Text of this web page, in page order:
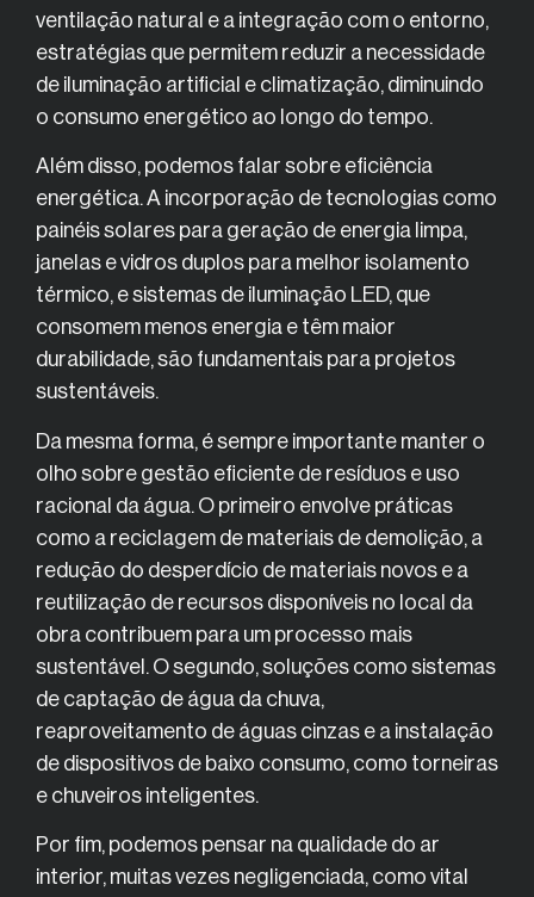
ventilação natural e a integração com o entorno,
estratégias que permitem reduzir a necessidade
de iluminação artificial e climatização, diminuindo
o consumo energético ao longo do tempo.
Além disso, podemos falar sobre eficiência
energética. A incorporação de tecnologias como
painéis solares para geração de energia limpa,
janelas e vidros duplos para melhor isolamento
térmico, e sistemas de iluminação LED, que
consomem menos energia e têm maior
durabilidade, são fundamentais para projetos
sustentáveis.
Da mesma forma, é sempre importante manter o
olho sobre gestão eficiente de resíduos e uso
racional da água. O primeiro envolve práticas
como a reciclagem de materiais de demolição, a
redução do desperdício de materiais novos e a
reutilização de recursos disponíveis no local da
obra contribuem para um processo mais
sustentável. O segundo, soluções como sistemas
de captação de água da chuva,
reaproveitamento de águas cinzas e a instalação
de dispositivos de baixo consumo, como torneiras
e chuveiros inteligentes.
Por fim, podemos pensar na qualidade do ar
interior, muitas vezes negligenciada, como vital